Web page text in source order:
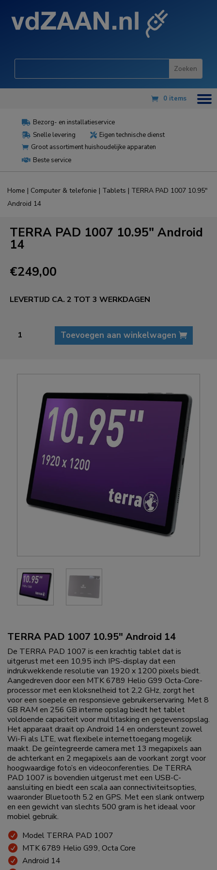
0 items
 Bezorg- en installatieservice
 Snelle levering  Eigen technische dienst
 Groot assortiment huishoudelijke apparaten
 Beste service
Home | Computer & telefonie | Tablets | TERRA PAD 1007 10.95″
Android 14
TERRA PAD 1007 10.95″ Android 14
De TERRA PAD 1007 is een krachtig tablet dat is
uitgerust met een 10,95 inch IPS-display dat een
indrukwekkende resolutie van 1920 x 1200 pixels biedt.
Aangedreven door een MTK 6789 Helio G99 Octa-Core-
processor met een kloksnelheid tot 2,2 GHz, zorgt het
voor een soepele en responsieve gebruikerservaring. Met 8
GB RAM en 256 GB interne opslag biedt het tablet
voldoende capaciteit voor multitasking en gegevensopslag.
Het apparaat draait op Android 14 en ondersteunt zowel
Wi-Fi als LTE, wat flexibele internettoegang mogelijk
maakt. De geïntegreerde camera met 13 megapixels aan
de achterkant en 2 megapixels aan de voorkant zorgt voor
hoogwaardige foto’s en videoconferenties. De TERRA
PAD 1007 is bovendien uitgerust met een USB-C-
aansluiting en biedt een scala aan connectiviteitsopties,
waaronder Bluetooth 5.2 en GPS. Met een slank ontwerp
en een gewicht van slechts 500 gram is het ideaal voor
mobiel gebruik.
Model TERRA PAD 1007
MTK 6789 Helio G99, Octa Core
Android 14
TERRA PAD 1007 10.95″ Android
14
€249,00
LEVERTIJD CA. 2 TOT 3 WERKDAGEN
PAD
Toevoegen aan winkelwagen